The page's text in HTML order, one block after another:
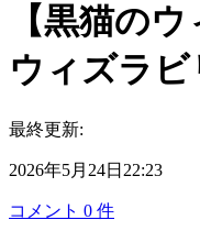
【黒猫の
ウィズラ
最終更新:
2026年5月24日22:23
コメント 0 件